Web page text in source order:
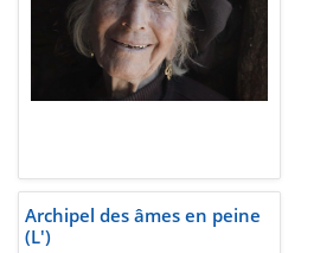
Archipel des âmes en peine
(L')